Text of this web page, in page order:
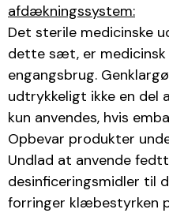
afdækningssystem:
Det sterile medicinske
dette sæt, er medicinsk
engangsbrug.
udtrykkeligt ikke en
kun anvendes, hvis
Opbevar produkter
Undlad at anvende
desinficeringsmidler til
forringer klæbestyrken